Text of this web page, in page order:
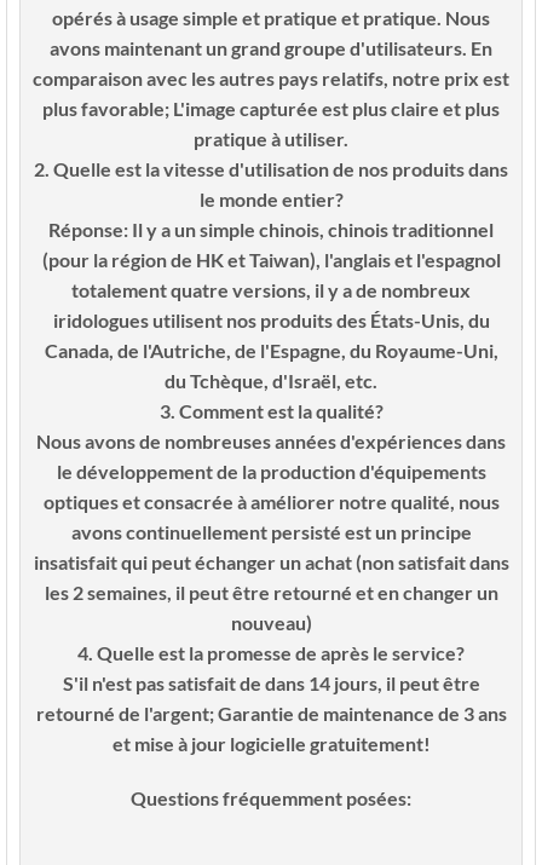
opérés à usage simple et pratique et pratique. Nous
avons maintenant un grand groupe d'utilisateurs. En
comparaison avec les autres pays relatifs, notre prix est
plus favorable; L'image capturée est plus claire et plus
pratique à utiliser.
2. Quelle est la vitesse d'utilisation de nos produits dans
le monde entier?
Réponse: Il y a un simple chinois, chinois traditionnel
(pour la région de HK et Taiwan), l'anglais et l'espagnol
totalement quatre versions, il y a de nombreux
iridologues utilisent nos produits des États-Unis, du
Canada, de l'Autriche, de l'Espagne, du Royaume-Uni,
du Tchèque, d'Israël, etc.
3. Comment est la qualité?
Nous avons de nombreuses années d'expériences dans
le développement de la production d'équipements
optiques et consacrée à améliorer notre qualité, nous
avons continuellement persisté est un principe
insatisfait qui peut échanger un achat (non satisfait dans
les 2 semaines, il peut être retourné et en changer un
nouveau)
4. Quelle est la promesse de après le service?
S'il n'est pas satisfait de dans 14 jours, il peut être
retourné de l'argent; Garantie de maintenance de 3 ans
et mise à jour logicielle gratuitement!
Questions fréquemment posées: